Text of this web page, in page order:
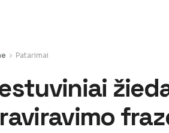
Patarimai